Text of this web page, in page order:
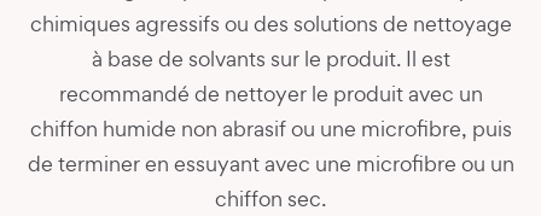
chimiques agressifs ou des solutions de nettoyage
à base de solvants sur le produit. Il est
recommandé de nettoyer le produit avec un
chiffon humide non abrasif ou une microfibre, puis
de terminer en essuyant avec une microfibre ou un
chiffon sec.